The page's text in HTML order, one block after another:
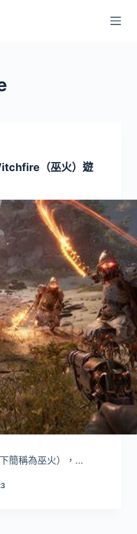
（巫火）遊
簡稱為巫火），…